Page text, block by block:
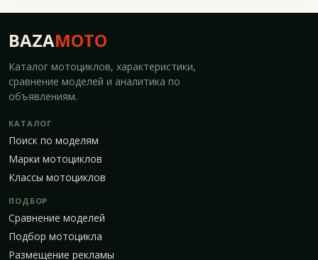
BAZAMOTO
Каталог мотоциклов, характеристики,
сравнение моделей и аналитика по
объявлениям.
КАТАЛОГ
Поиск по моделям
Марки мотоциклов
Классы мотоциклов
ПОДБОР
Сравнение моделей
Подбор мотоцикла
Размещение рекламы